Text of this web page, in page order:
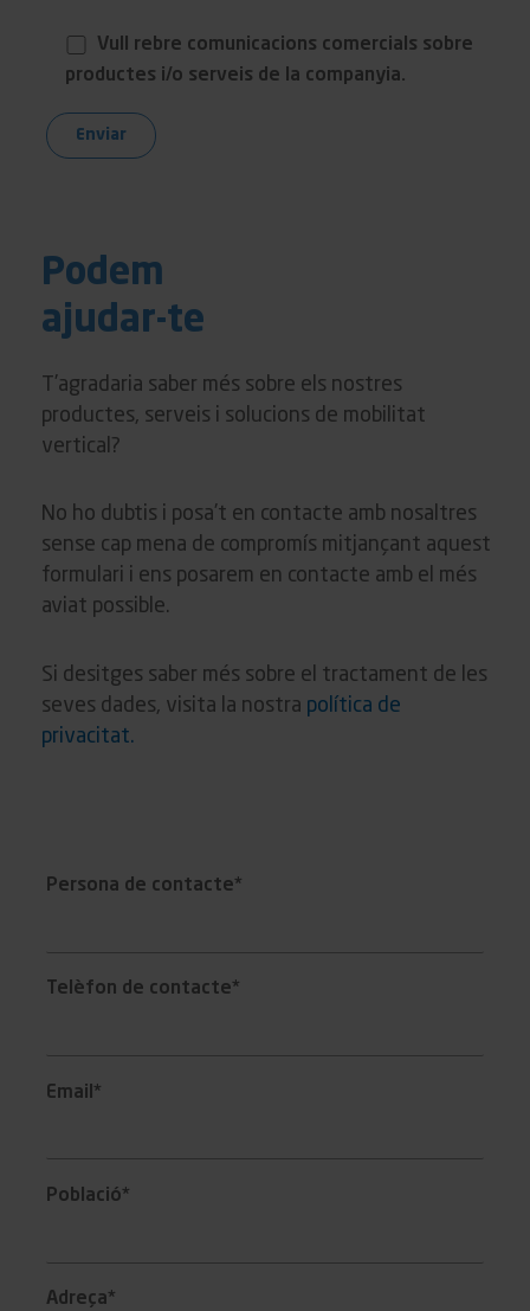
Vull rebre comunicacions comercials sobre
productes i/o serveis de la companyia.
Podem
ajudar-te
T’agradaria saber més sobre els nostres
productes, serveis i solucions de mobilitat
vertical?
No ho dubtis i posa’t en contacte amb nosaltres
sense cap mena de compromís mitjançant aquest
formulari i ens posarem en contacte amb el més
aviat possible.
Si desitges saber més sobre el tractament de les
seves dades, visita la nostra política de
privacitat.
Persona de contacte*
Telèfon de contacte*
Email*
Població*
Adreça*